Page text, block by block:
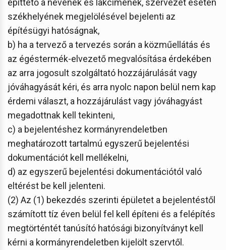
székhelyének megjelölésével bejelenti az
építésügyi hatóságnak,
b) ha a tervező a tervezés során a közműellátás és
az égéstermék-elvezető megvalósítása érdekében
az arra jogosult szolgáltató hozzájárulását vagy
jóváhagyását kéri, és arra nyolc napon belül nem kap
érdemi választ, a hozzájárulást vagy jóváhagyást
megadottnak kell tekinteni,
c) a bejelentéshez kormányrendeletben
meghatározott tartalmú egyszerű bejelentési
dokumentációt kell mellékelni,
d) az egyszerű bejelentési dokumentációtól való
eltérést be kell jelenteni.
(2) Az (1) bekezdés szerinti épületet a bejelentéstől
számított tíz éven belül fel kell építeni és a felépítés
megtörténtét tanúsító hatósági bizonyítványt kell
kérni a kormányrendeletben kijelölt szervtől.